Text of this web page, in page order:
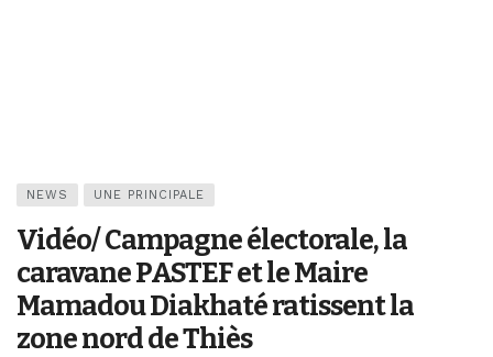
NEWS UNE PRINCIPALE
Vidéo/ Campagne électorale, la
caravane PASTEF et le Maire
Mamadou Diakhaté ratissent la
zone nord de Thiès